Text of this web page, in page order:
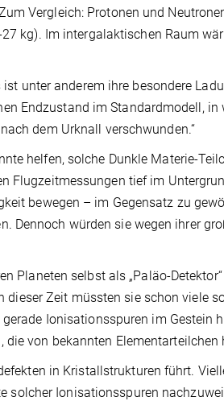
Vergleich: Protonen und
kg). Im intergalaktischen Raum
unter anderem ihre besondere
Endzustand im Standardmodell, in
dem Urknall verschwunden.“
helfen, solche Dunkle Materie-
Flugzeitmessungen tief im
bewegen – im Gegensatz zu
Dennoch würden sie wegen ihrer
Planeten selbst als „Paläo-
Zeit müssten sie schon viele
Ionisationsspuren im Gestein
von bekannten Elementarteilchen
in Kristallstrukturen führt.
Ionisationsspuren